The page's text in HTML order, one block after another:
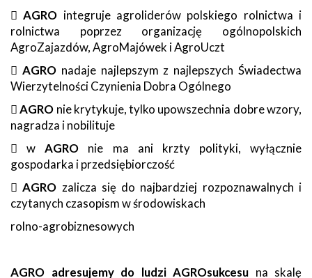
AGRO integruje agroliderów polskiego rolnictwa i
rolnictwa poprzez organizację ogólnopolskich
AgroZajazdów, AgroMajówek i AgroUczt
 AGROnadaje najlepszym z najlepszych Świadectwa
Wierzytelności Czynienia Dobra Ogólnego
AGRO nie krytykuje, tylko upowszechnia dobre wzory,
nagradza i nobilituje
 wAGRO nie ma ani krzty polityki, wyłącznie
gospodarka i przedsiębiorczość
AGRO zalicza się do najbardziej rozpoznawalnych i
czytanych czasopism w środowiskach
rolno-agrobiznesowych
AGRO adresujemy do ludzi AGROsukcesu na skalę